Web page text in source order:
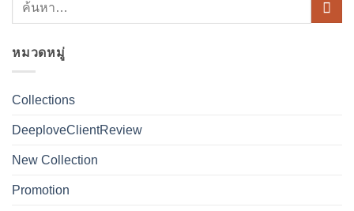
หมวดหมู่
Collections
DeeploveClientReview
New Collection
Promotion